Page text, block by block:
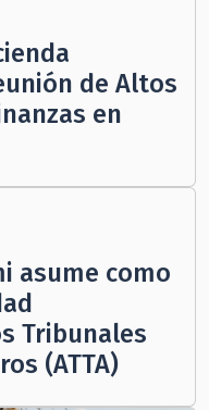
de Altos
en
asume como
Tribunales
(ATTA)